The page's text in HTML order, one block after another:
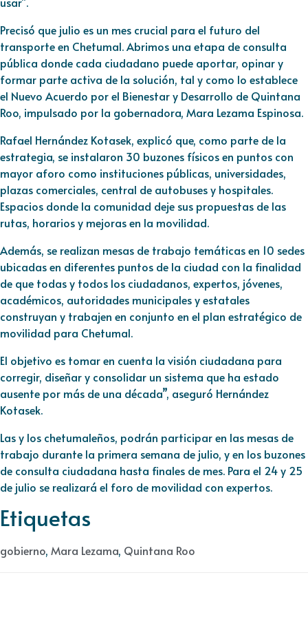
Precisó que julio es un mes crucial para el futuro del
transporte en Chetumal. Abrimos una etapa de consulta
pública donde cada ciudadano puede aportar, opinar y
formar parte activa de la solución, tal y como lo establece
el Nuevo Acuerdo por el Bienestar y Desarrollo de Quintana
Roo, impulsado por la gobernadora, Mara Lezama Espinosa.
Rafael Hernández Kotasek, explicó que, como parte de la
estrategia, se instalaron 30 buzones físicos en puntos con
mayor aforo como instituciones públicas, universidades,
plazas comerciales, central de autobuses y hospitales.
Espacios donde la comunidad deje sus propuestas de las
rutas, horarios y mejoras en la movilidad.
Además, se realizan mesas de trabajo temáticas en 10 sedes
ubicadas en diferentes puntos de la ciudad con la finalidad
de que todas y todos los ciudadanos, expertos, jóvenes,
académicos, autoridades municipales y estatales
construyan y trabajen en conjunto en el plan estratégico de
movilidad para Chetumal.
El objetivo es tomar en cuenta la visión ciudadana para
corregir, diseñar y consolidar un sistema que ha estado
ausente por más de una década”, aseguró Hernández
Kotasek.
Las y los chetumaleños, podrán participar en las mesas de
trabajo durante la primera semana de julio, y en los buzones
de consulta ciudadana hasta finales de mes. Para el 24 y 25
de julio se realizará el foro de movilidad con expertos.
Etiquetas
gobierno, Mara Lezama, Quintana Roo